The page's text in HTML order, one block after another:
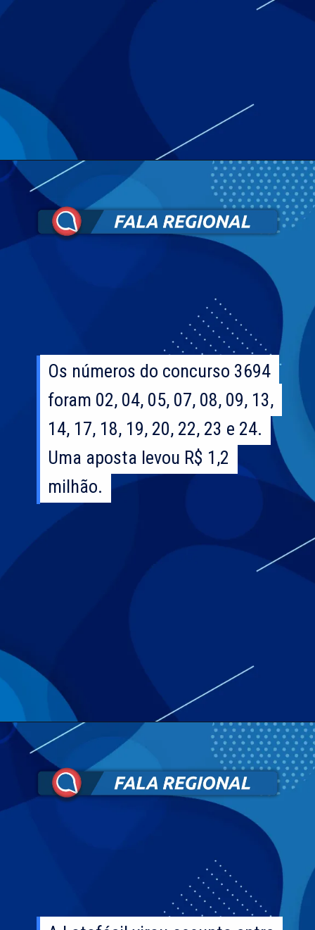
Os números do concurso 3694
foram 02, 04, 05, 07, 08, 09, 13,
14, 17, 18, 19, 20, 22, 23 e 24.
Uma aposta levou R$ 1,2
milhão.
Os números do concurso 3694
foram 02, 04, 05, 07, 08, 09, 13,
14, 17, 18, 19, 20, 22, 23 e 24.
Uma aposta levou R$ 1,2
milhão.